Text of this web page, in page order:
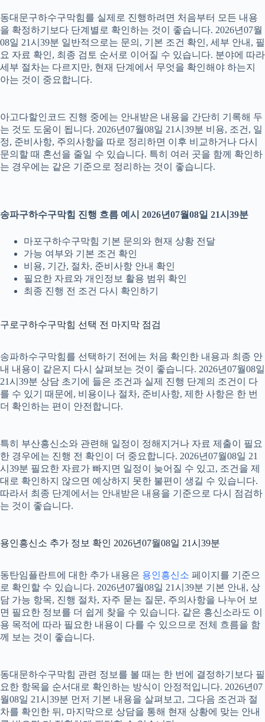
동대문구하수구막힘를 실제로 진행하려면 처음부터 모든 내용
을 확정하기보다 단계별로 확인하는 것이 좋습니다. 2026년07월
08일 21시39분 일반적으로는 문의, 기본 조건 확인, 세부 안내, 필
요 자료 확인, 최종 검토 순서로 이어질 수 있습니다. 분야에 따라
세부 절차는 다르지만, 현재 단계에서 무엇을 확인해야 하는지
아는 것이 중요합니다.
아고다할인코드 진행 중에는 안내받은 내용을 간단히 기록해 두
는 것도 도움이 됩니다. 2026년07월08일 21시39분 비용, 조건, 일
정, 준비사항, 주의사항을 따로 정리하면 이후 비교하거나 다시
문의할 때 혼선을 줄일 수 있습니다. 특히 여러 곳을 함께 확인하
는 경우에는 같은 기준으로 정리하는 것이 좋습니다.
송파구하수구막힘 진행 흐름 예시 2026년07월08일 21시39분
마포구하수구막힘 기본 문의와 현재 상황 전달
가능 여부와 기본 조건 확인
비용, 기간, 절차, 준비사항 안내 확인
필요한 자료와 개인정보 활용 범위 확인
최종 진행 전 조건 다시 확인하기
구로구하수구막힘 선택 전 마지막 점검
송파하수구막힘를 선택하기 전에는 처음 확인한 내용과 최종 안
내 내용이 같은지 다시 살펴보는 것이 좋습니다. 2026년07월08일
21시39분 상담 초기에 들은 조건과 실제 진행 단계의 조건이 다
를 수 있기 때문에, 비용이나 절차, 준비사항, 제한 사항은 한 번
더 확인하는 편이 안전합니다.
특히 부산흥신소와 관련해 일정이 정해지거나 자료 제출이 필요
한 경우에는 진행 전 확인이 더 중요합니다. 2026년07월08일 21
시39분 필요한 자료가 빠지면 일정이 늦어질 수 있고, 조건을 제
대로 확인하지 않으면 예상하지 못한 불편이 생길 수 있습니다.
따라서 최종 단계에서는 안내받은 내용을 기준으로 다시 점검하
는 것이 좋습니다.
용인흥신소 추가 정보 확인 2026년07월08일 21시39분
동탄임플란트에 대한 추가 내용은 용인흥신소 페이지를 기준으
로 확인할 수 있습니다. 2026년07월08일 21시39분 기본 안내, 상
담 가능 항목, 진행 절차, 자주 묻는 질문, 주의사항을 나누어 보
면 필요한 정보를 더 쉽게 찾을 수 있습니다. 같은 흥신소라도 이
용 목적에 따라 필요한 내용이 다를 수 있으므로 전체 흐름을 함
께 보는 것이 좋습니다.
동대문하수구막힘 관련 정보를 볼 때는 한 번에 결정하기보다 필
요한 항목을 순서대로 확인하는 방식이 안정적입니다. 2026년07
월08일 21시39분 먼저 기본 내용을 살펴보고, 그다음 조건과 절
차를 확인한 뒤, 마지막으로 상담을 통해 현재 상황에 맞는 안내